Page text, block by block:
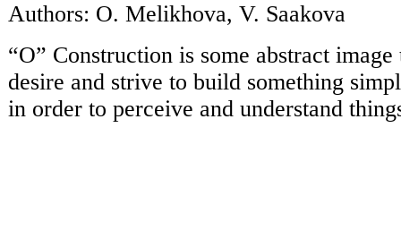
Authors: O. Melikhova, V. Saakova
“O” Construction is some abstract
desire and strive to build something
in order to perceive and understand